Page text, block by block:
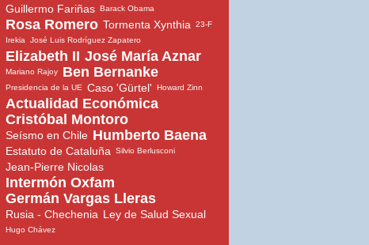
Guillermo Fariñas Barack Obama
Rosa Romero Tormenta Xynthia
23-F
Irekia
José Luis Rodríguez Zapatero
Elizabeth II José María Aznar
Mariano Rajoy Ben Bernanke
Presidencia de la UE Caso 'Gürtel' Howard Zinn
Actualidad Económica
Cristóbal Montoro
Seísmo en Chile Humberto Baena
Estatuto de Cataluña Silvio Berlusconi
Jean-Pierre Nicolas
Intermón Oxfam
Germán Vargas Lleras
Rusia - Chechenia Ley de Salud Sexual
Hugo Chávez